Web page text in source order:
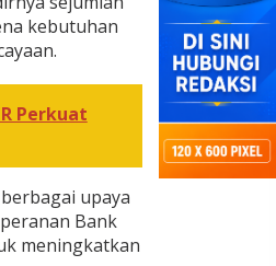
kebutuhan
Perkuat
upaya
Bank
meningkatkan